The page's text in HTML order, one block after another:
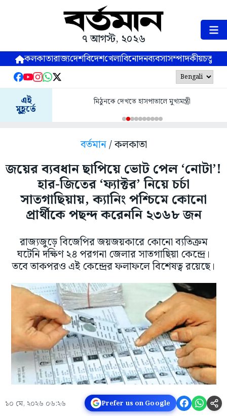
৭ আগস্ট, ২০২৬
কলকাতারাজ্যদেশবিদেশখেলাবিনোদনব্যবসাসম্পাদকীয়
এই
মুহূর্তে
মিঠুনকে দেখতে হাসপাতালে মুখ্যমন্ত্রী
বর্তমান/ কলকাতা
জয়ের ব্যবধান ছাপিয়ে ভোট পেল ‘নোটা’!
হার-জিতের ‘ফ্যাক্টর’ নিয়ে চর্চা
সাতগাছিয়ায়, ক্যানিং পশ্চিমে কোনো
প্রার্থীকে পছন্দ করেননি ২৩৬৮ জন
রাজ্যজুড়ে বিজেপির জয়জয়কারে কোনো ব্যতিক্রম
ঘটেনি দক্ষিণ ২৪ পরগনা জেলার সাতগাছিয়া কেন্দ্রে।
তবে তাকপরও এই কেন্দ্রের ফলাফলে বিশেষত্ব রয়েছে।
১০ মে, ২০২৬ ০৬:২৬ Prefer us on Google